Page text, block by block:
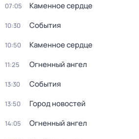
07:05 Каменное сердце
10:30 События
10:50 Каменное сердце
11:25 Огненный ангел
13:30 События
13:50 Город новостей
14:05 Огненный ангел